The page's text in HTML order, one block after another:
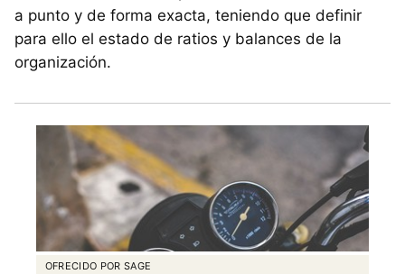
a punto y de forma exacta, teniendo que definir
para ello el estado de ratios y balances de la
organización.
OFRECIDO POR SAGE